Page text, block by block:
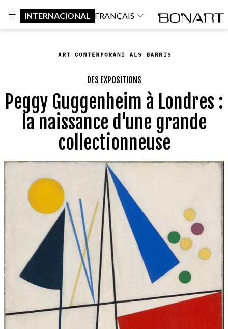
INTERNACIONAL FRANÇAIS
DES EXPOSITIONS
Peggy Guggenheim à Londres :
la naissance d'une grande
collectionneuse